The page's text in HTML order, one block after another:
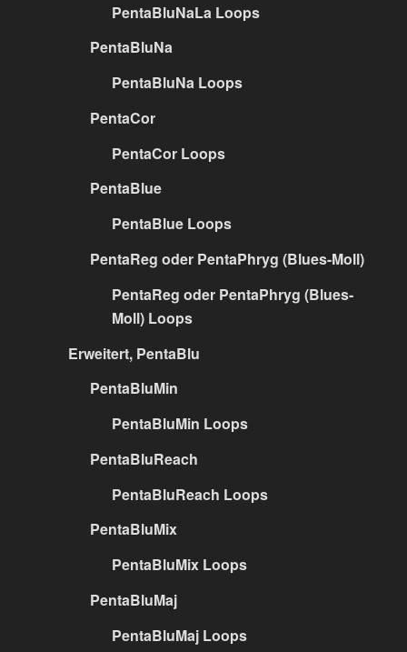
PentaBluNaLa Loops
PentaBluNa
PentaBluNa Loops
PentaCor
PentaCor Loops
PentaBlue
PentaBlue Loops
PentaReg oder PentaPhryg (Blues-Moll)
PentaReg oder PentaPhryg (Blues-
Moll) Loops
Erweitert, PentaBlu
PentaBluMin
PentaBluMin Loops
PentaBluReach
PentaBluReach Loops
PentaBluMix
PentaBluMix Loops
PentaBluMaj
PentaBluMaj Loops